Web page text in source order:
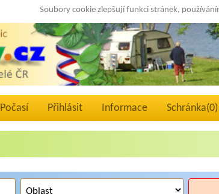
Soubory cookie zlepšují funkci stránek,
Počasí Přihlásit Informace Schránka(0)